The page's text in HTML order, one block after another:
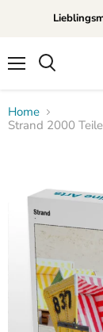
Home
Strand 2000